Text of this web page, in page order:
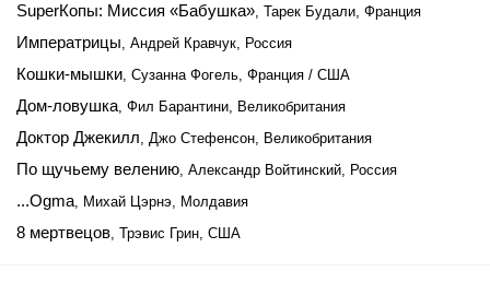
SuperКопы: Миссия «Бабушка», Тарек Будали, Франция
Императрицы, Андрей Кравчук, Россия
Кошки-мышки, Сузанна Фогель, Франция / США
Дом-ловушка, Фил Барантини, Великобритания
Доктор Джекилл, Джо Стефенсон, Великобритания
По щучьему велению, Александр Войтинский, Россия
...Ogma, Михай Цэрнэ, Молдавия
8 мертвецов, Трэвис Грин, США